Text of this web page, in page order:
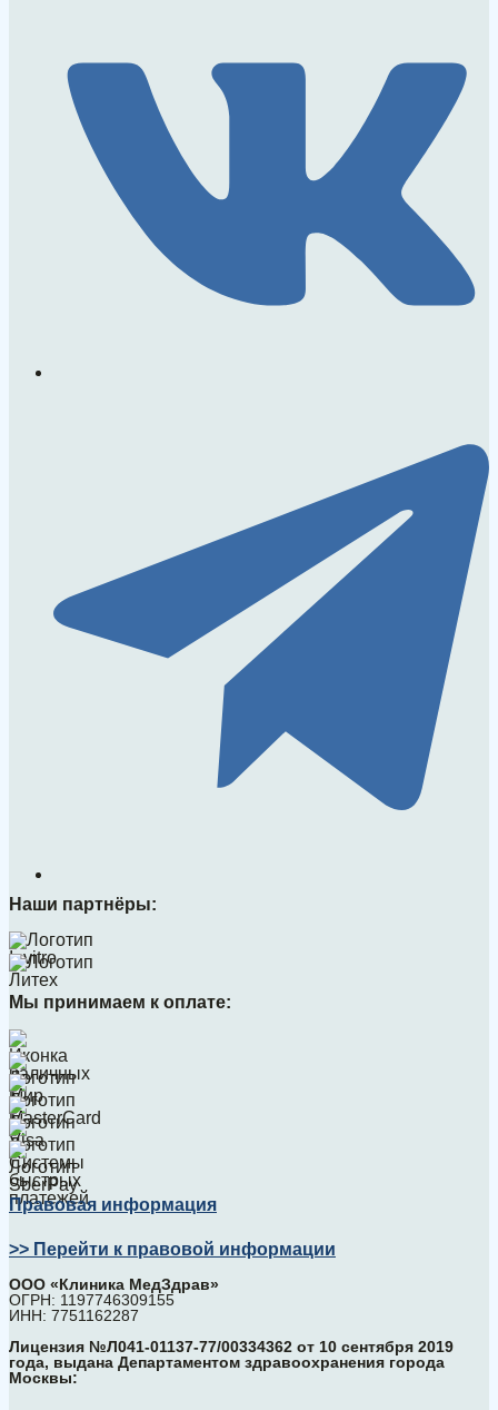
Наши партнёры:
Мы принимаем к оплате:
Правовая информация
>> Перейти к правовой информации
ООО «Клиника МедЗдрав»
ОГРН: 1197746309155
ИНН: 7751162287
Лицензия №Л041-01137-77/00334362 от 10 сентября 2019
года, выдана Департаментом здравоохранения города
Москвы: